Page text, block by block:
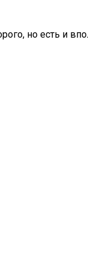
но есть и